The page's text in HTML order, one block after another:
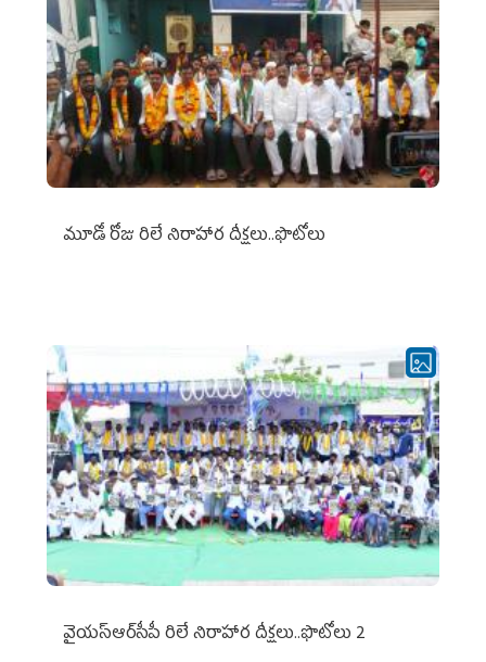
మూడో రోజు రిలే నిరాహార దీక్షలు..ఫొటోలు
వైయ‌స్ఆర్‌సీపీ రిలే నిరాహార దీక్షలు..ఫొటోలు 2